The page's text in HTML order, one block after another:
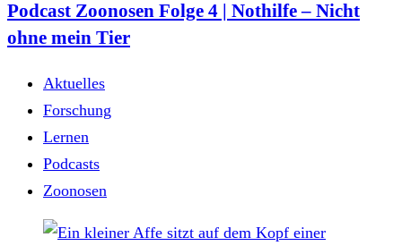
Podcast Zoonosen Folge 4 | Nothilfe ‒ Nicht
ohne mein Tier
Aktuelles
Forschung
Lernen
Podcasts
Zoonosen